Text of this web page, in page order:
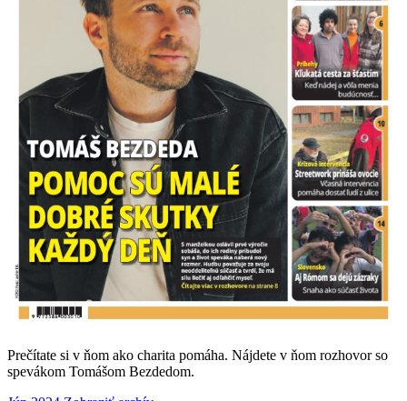
Prečítate si v ňom ako charita pomáha. Nájdete v ňom rozhovor so
spevákom Tomášom Bezdedom.